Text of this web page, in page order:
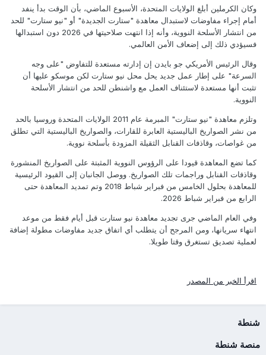
وكان الكرملين أبلغ الولايات المتحدة، الأسبوع الماضي، بأن الوقت بدأ ينفد
أمام إجراء مفاوضات لاستبدال معاهدة "ستارت الجديدة" أو "نيو ستارت" للحد
من انتشار الأسلحة النووية، وأنه إذا انتهت صلاحيتها في 2026 دون استبدالها
فسيؤدي ذلك إلى إضعاف الأمن العالمي.
وقال الرئيس الأمريكي جو بايدن إن إدارته مستعدة للتفاوض "على وجه
السرعة" على إطار عمل جديد يحل محل نيو ستارت لكن موسكو عليها أن
تثبت أنها مستعدة لاستئناف العمل مع واشنطن للحد من انتشار الأسلحة
النووية.
وتلزم معاهدة "نيو ستارت" المبرمة عام 2011 الولايات المتحدة وروسيا بالحد
من نشر الصواريخ الباليستية العابرة للقارات، والصواريخ الباليستية التي تطلق
من غواصات، وقاذفات القنابل الثقيلة المزودة بأسلحة نووية.
كما تضع المعاهدة قيودا على الرؤوس النووية المثبتة على الصواريخ المنشورة
وقاذفات القنابل وراجمات تلك الصواريخ. ووصل الجانبان إلى القيود الرئيسية
للمعاهدة بحلول الخامس من فبراير شباط 2018 وتم تمديد المعاهدة حتى
الرابع من فبراير شباط 2026.
وفي العام الماضي جرى تجديد معاهدة نيو ستارت قبل أيام فقط من موعد
انتهاء سريانها، ومن المرجح أن يتطلب أي اتفاق جديد مفاوضات مطولة إضافة
لعملية تصديق تستغرق وقتا طويلا.
اقرأ الخبر من المصدر
شنطة
منصة شنطة